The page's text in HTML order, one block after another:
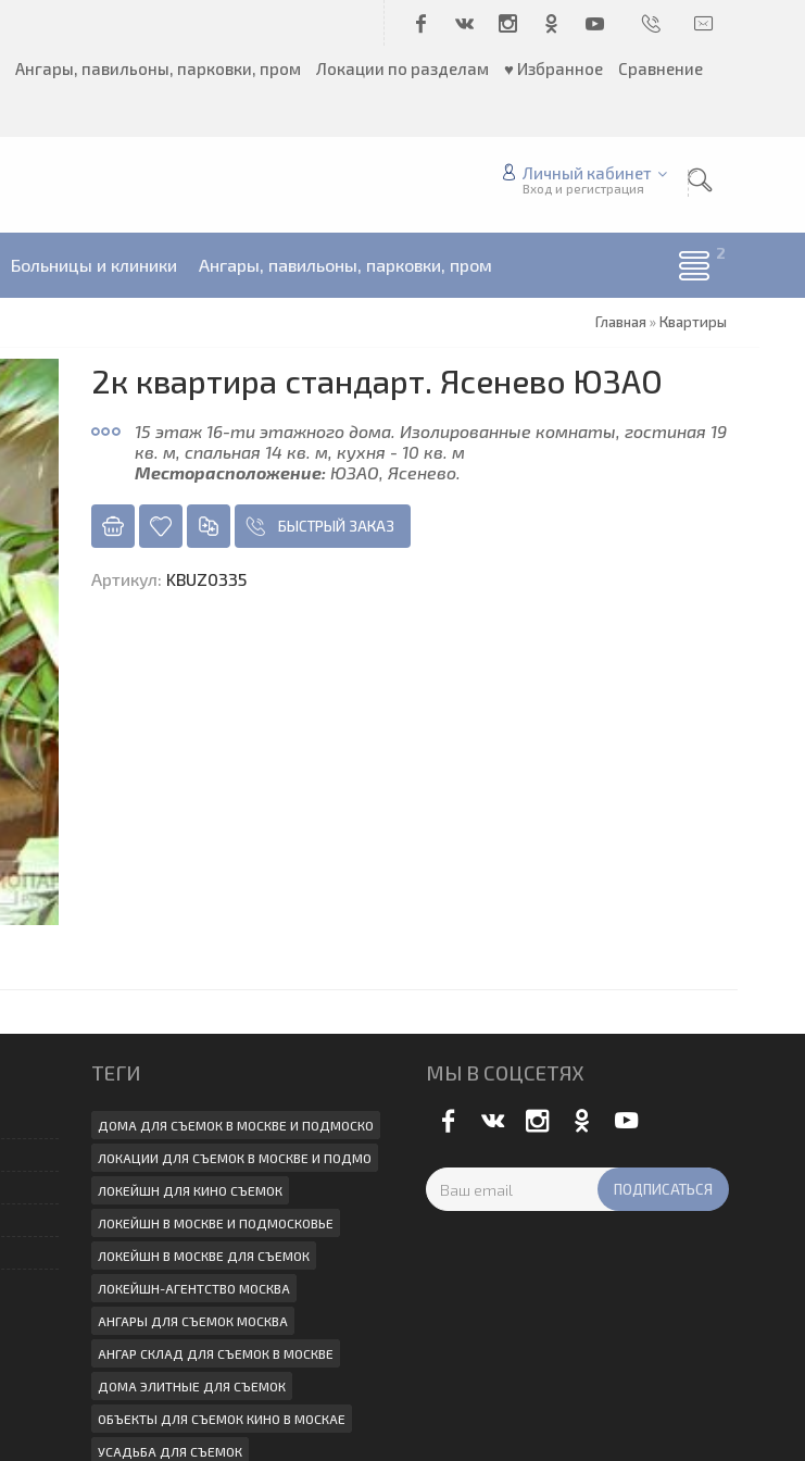
Ангары, павильоны, парковки, пром Локации по разделам ♥ Избранное Сравнение
Личный кабинет
Вход и регистрация
Больницы и клиники Ангары, павильоны, парковки, пром
Главная »Квартиры
2к квартира стандарт. Ясенево ЮЗАО
15 этаж 16-ти этажного дома. Изолированные комнаты, гостиная 19
кв. м, спальная 14 кв. м, кухня - 10 кв. м
Месторасположение: ЮЗАО, Ясенево.
БЫСТРЫЙ ЗАКАЗ
Артикул: KBUZ0335
ТЕГИ
ДОМА ДЛЯ СЪЕМОК В МОСКВЕ И ПОДМОСКО
ЛОКАЦИИ ДЛЯ СЪЕМОК В МОСКВЕ И ПОДМО
ЛОКЕЙШН ДЛЯ КИНО СЪЕМОК
ЛОКЕЙШН В МОСКВЕ И ПОДМОСКОВЬЕ
ЛОКЕЙШН В МОСКВЕ ДЛЯ СЪЕМОК
ЛОКЕЙШН-АГЕНТСТВО МОСКВА
АНГАРЫ ДЛЯ СЪЕМОК МОСКВА
АНГАР СКЛАД ДЛЯ СЪЕМОК В МОСКВЕ
ДОМА ЭЛИТНЫЕ ДЛЯ СЪЕМОК
ОБЪЕКТЫ ДЛЯ СЪЕМОК КИНО В МОСКАЕ
УСАДЬБА ДЛЯ СЪЕМОК
МЫ В СОЦСЕТЯХ